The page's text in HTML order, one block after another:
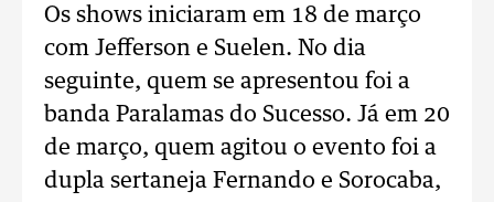
Os shows iniciaram em 18 de março
com Jefferson e Suelen. No dia
seguinte, quem se apresentou foi a
banda Paralamas do Sucesso. Já em 20
de março, quem agitou o evento foi a
dupla sertaneja Fernando e Sorocaba,